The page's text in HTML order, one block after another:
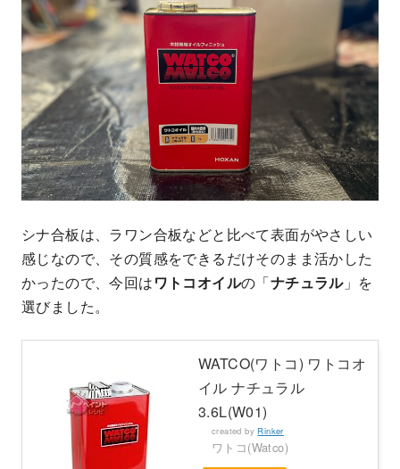
シナ合板は、ラワン合板などと比べて表面がやさしい
感じなので、その質感をできるだけそのまま活かした
かったので、今回はワトコオイルの「ナチュラル」を
選びました。
WATCO(ワトコ) ワトコオ
イル ナチュラル
3.6L(W01)
created by Rinker
ワトコ(Watco)